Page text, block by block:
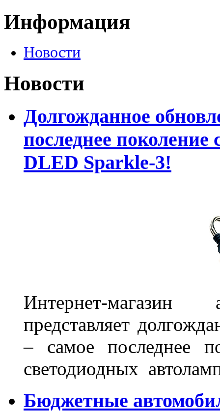
Информация
Новости
Новости
Долгожданное
последнее
DLED Sparkle-3!
Интернет-магазин
представляет
– самое последнее
светодиодных
Бюджетные